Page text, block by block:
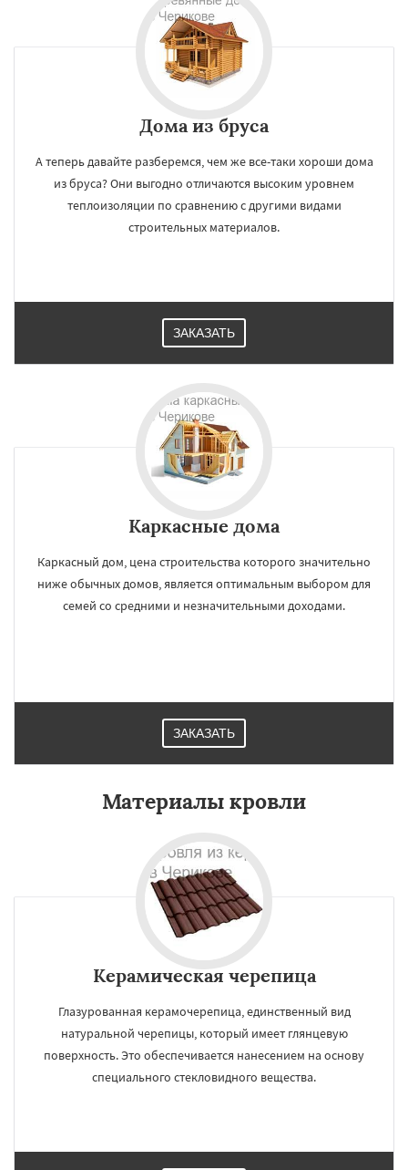
Дома из бруса
А теперь давайте разберемся, чем же все-таки хороши дома
из бруса? Они выгодно отличаются высоким уровнем
теплоизоляции по сравнению с другими видами
строительных материалов.
ЗАКАЗАТЬ
Каркасные дома
Каркасный дом, цена строительства которого значительно
ниже обычных домов, является оптимальным выбором для
семей со средними и незначительными доходами.
ЗАКАЗАТЬ
Материалы кровли
Керамическая черепица
Глазурованная керамочерепица, единственный вид
натуральной черепицы, который имеет глянцевую
поверхность. Это обеспечивается нанесением на основу
специального стекловидного вещества.